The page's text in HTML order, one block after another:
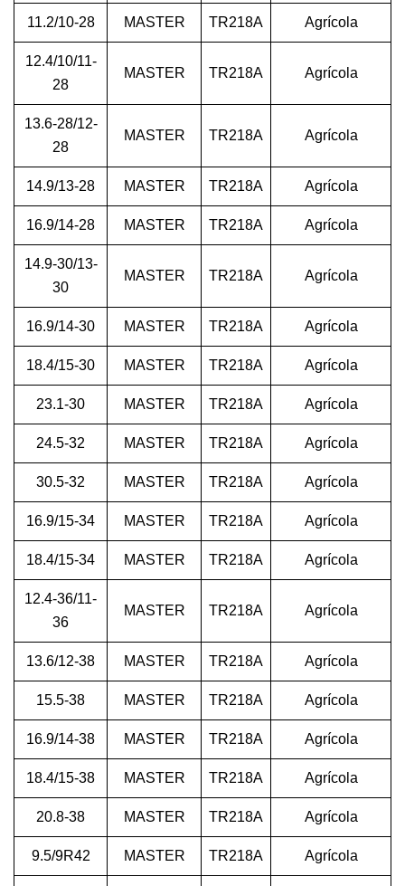
11.2/10-28 MASTER TR218A Agrícola
12.4/10/11-
28
MASTER TR218A Agrícola
13.6-28/12-
28
MASTER TR218A Agrícola
14.9/13-28 MASTER TR218A Agrícola
16.9/14-28 MASTER TR218A Agrícola
14.9-30/13-
30
MASTER TR218A Agrícola
16.9/14-30 MASTER TR218A Agrícola
18.4/15-30 MASTER TR218A Agrícola
23.1-30 MASTER TR218A Agrícola
24.5-32 MASTER TR218A Agrícola
30.5-32 MASTER TR218A Agrícola
16.9/15-34 MASTER TR218A Agrícola
18.4/15-34 MASTER TR218A Agrícola
12.4-36/11-
36
MASTER TR218A Agrícola
13.6/12-38 MASTER TR218A Agrícola
15.5-38 MASTER TR218A Agrícola
16.9/14-38 MASTER TR218A Agrícola
18.4/15-38 MASTER TR218A Agrícola
20.8-38 MASTER TR218A Agrícola
9.5/9R42 MASTER TR218A Agrícola